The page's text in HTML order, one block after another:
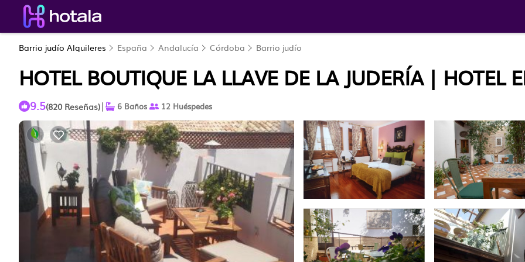
Barrio judío Alquileres España Andalucía Córdoba Barrio judío
HOTEL BOUTIQUE LA LLAVE DE LA JUDERÍA | HOTEL
9.5(820 Reseñas)| 6 Baños 12 Huéspedes